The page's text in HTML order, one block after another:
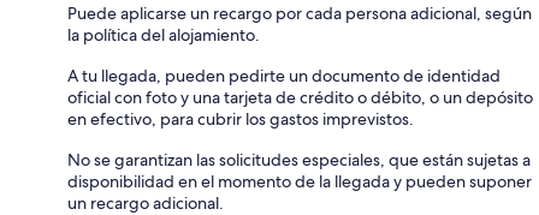
Puede aplicarse un recargo por cada persona adicional, según
la política del alojamiento.
A tu llegada, pueden pedirte un documento de identidad
oficial con foto y una tarjeta de crédito o débito, o un depósito
en efectivo, para cubrir los gastos imprevistos.
No se garantizan las solicitudes especiales, que están sujetas a
disponibilidad en el momento de la llegada y pueden suponer
un recargo adicional.